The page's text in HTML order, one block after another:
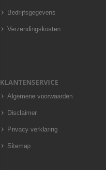
Bedrijfsgegevens
Verzendingskosten
KLANTENSERVICE
Algemene voorwaarden
Disclaimer
Privacy verklaring
Sitemap